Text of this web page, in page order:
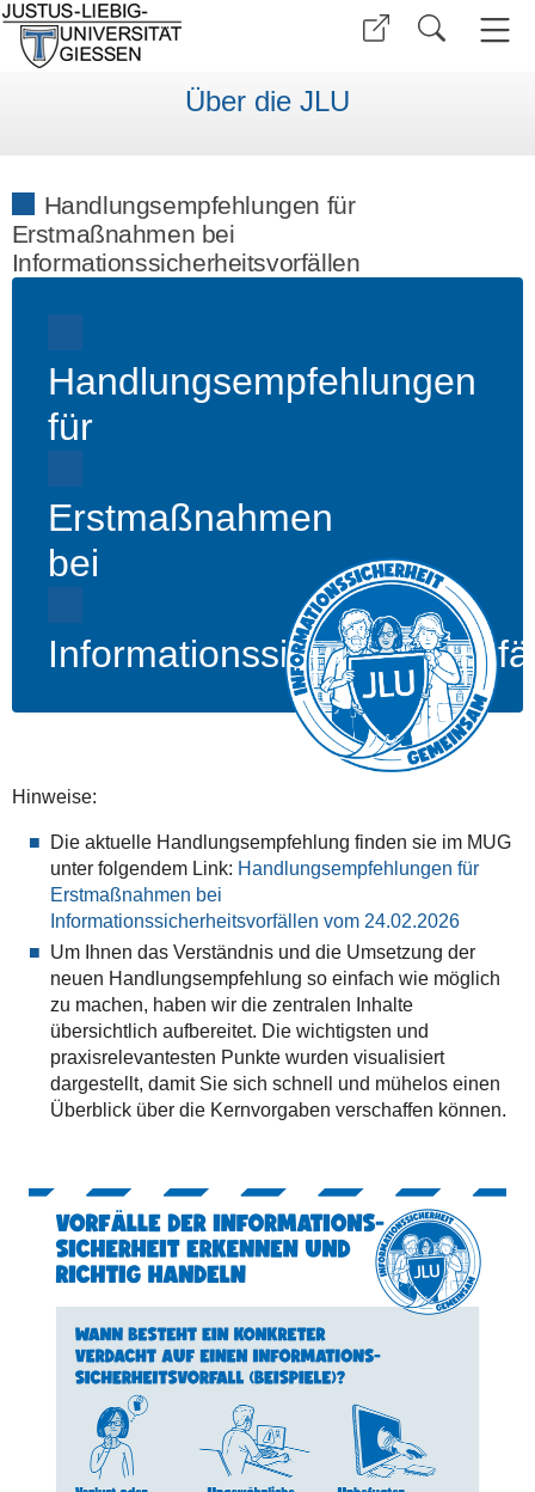
Über die JLU
Handlungsempfehlungen für
Erstmaßnahmen bei
Informationssicherheitsvorfällen
Handlungsempfehlungen
für
Erstmaßnahmen
bei
Hinweise:
Die aktuelle Handlungsempfehlung finden sie im MUG
unter folgendem Link: Handlungsempfehlungen für
Erstmaßnahmen bei
Informationssicherheitsvorfällen vom 24.02.2026
Um Ihnen das Verständnis und die Umsetzung der
neuen Handlungsempfehlung so einfach wie möglich
zu machen, haben wir die zentralen Inhalte
übersichtlich aufbereitet. Die wichtigsten und
praxisrelevantesten Punkte wurden visualisiert
dargestellt, damit Sie sich schnell und mühelos einen
Überblick über die Kernvorgaben verschaffen können.